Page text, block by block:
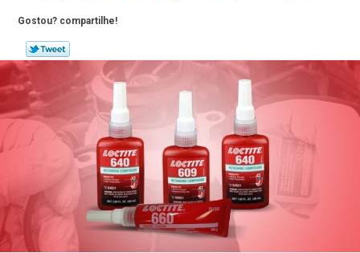
Gostou? compartilhe!